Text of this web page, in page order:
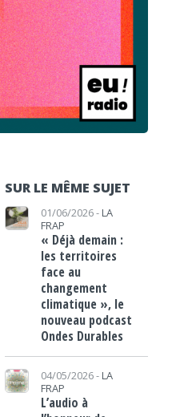
SUR LE MÊME SUJET
01/06/2026 - LA
FRAP
« Déjà demain :
les territoires
face au
changement
climatique », le
nouveau podcast
Ondes Durables
04/05/2026 - LA
FRAP
L’audio à